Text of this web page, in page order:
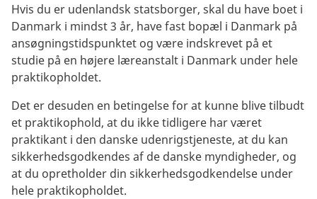
Hvis du er udenlandsk statsborger, skal du have boet i
Danmark i mindst 3 år, have fast bopæl i Danmark på
ansøgningstidspunktet og være indskrevet på et
studie på en højere læreanstalt i Danmark under hele
praktikopholdet.
Det er desuden en betingelse for at kunne blive tilbudt
et praktikophold, at du ikke tidligere har været
praktikant i den danske udenrigstjeneste, at du kan
sikkerhedsgodkendes af de danske myndigheder, og
at du opretholder din sikkerhedsgodkendelse under
hele praktikopholdet.